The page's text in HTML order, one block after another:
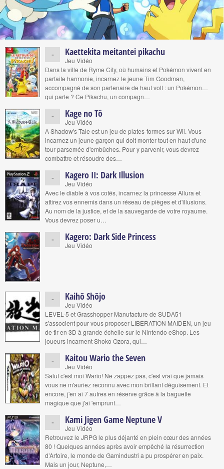
- Kaettekita meitantei pikachu
Jeu Vidéo
Dans la ville de Ryme City, où humains et Pokémon vivent en
parfaite harmonie, incarnez le jeune Tim Goodman,
accompagné de son partenaire de haut volt : un Pokémon…
qui parle ? Ce Pikachu, un compagn…
- Kage no Tô
Jeu Vidéo
A Shadow's Tale est un jeu de plates-formes sur Wii. Vous
incarnez un jeune garçon qui doit monter tout en haut d'une
tour parsemée d'embûches. Pour y parvenir, vous devrez
combattre et résoudre des…
- Kagero II: Dark Illusion
Jeu Vidéo
Avec le diable à vos cotés, incarnez la princesse Allura et
attirez vos ennemis dans un réseau de pièges et d'illusions.
Au nom de la justice, et de la sauvegarde de votre royaume.
Vous devrez poser u…
- Kagero: Dark Side Princess
Jeu Vidéo
- Kaihō Shōjo
Jeu Vidéo
LEVEL-5 et Grasshopper Manufacture de SUDA51
s'associent pour vous proposer LIBERATION MAIDEN, un jeu
de tir en 3D à grande échelle sur le Nintendo eShop. Les
joueurs incarnent Shoko Ozora, qui…
- Kaitou Wario the Seven
Jeu Vidéo
Salut c'est moi Wario! Ne zappez pas, c'est vrai que jamais
vous ne m'auriez reconnu avec mon brillant déguisement. Et
encore, j'en ai 7 autres en réserve grâce à la baguette
magique que j'ai 'emprunt…
- Kami Jigen Game Neptune V
Jeu Vidéo
Retrouvez le JRPG le plus déjanté en plein cœur des années
80 ! Quelques années après avoir empêché la résurrection
d’Arfoire, le monde de Gamindustri a pu prospérer en paix.
Mais un jour, Neptune,…